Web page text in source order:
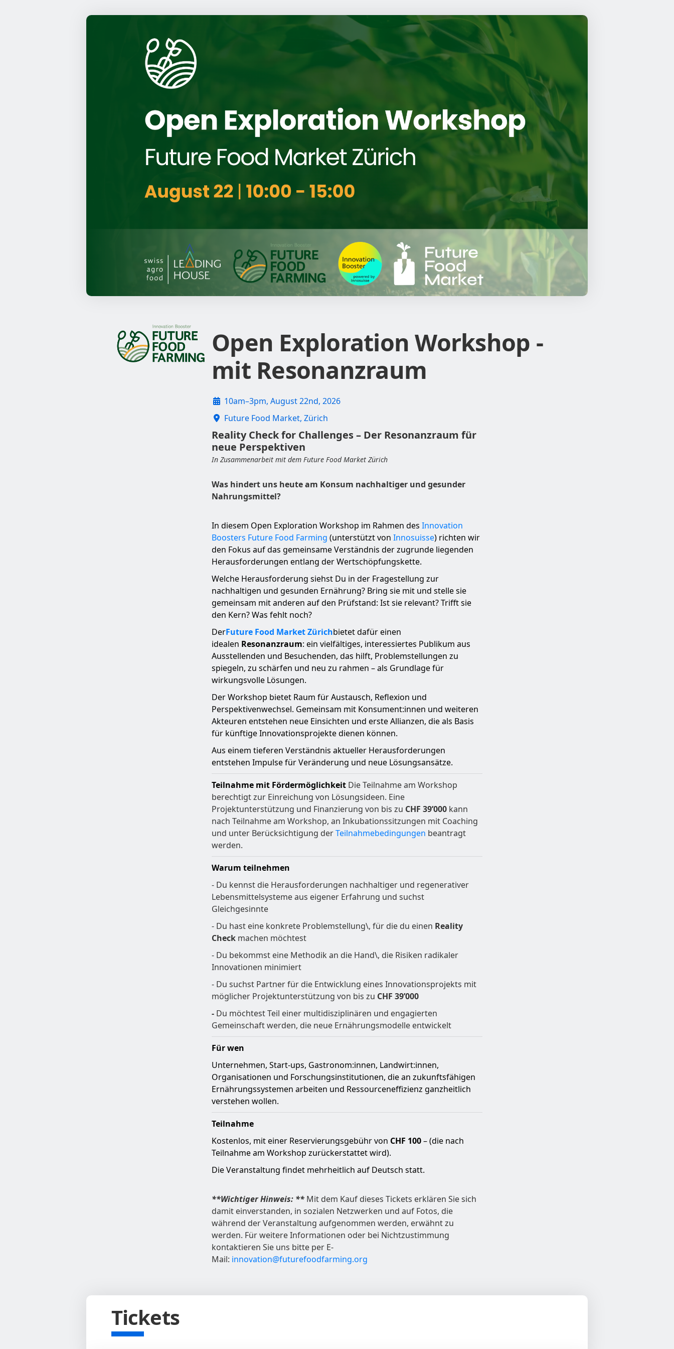
Open Exploration Workshop -
mit Resonanzraum
10am–3pm, August 22nd, 2026
Future Food Market, Zürich
Reality Check for Challenges – Der Resonanzraum für
neue Perspektiven
In Zusammenarbeit mit dem Future Food Market Zürich
Was hindert uns heute am Konsum nachhaltiger und gesunder
Nahrungsmittel?
In diesem Open Exploration Workshop im Rahmen des Innovation
Boosters Future Food Farming (unterstützt von Innosuisse) richten wir
den Fokus auf das gemeinsame Verständnis der zugrunde liegenden
Herausforderungen entlang der Wertschöpfungskette.
Welche Herausforderung siehst Du in der Fragestellung zur
nachhaltigen und gesunden Ernährung? Bring sie mit und stelle sie
gemeinsam mit anderen auf den Prüfstand: Ist sie relevant? Trifft sie
den Kern? Was fehlt noch?
DerFuture Food Market Zürichbietet dafür einen
idealen Resonanzraum: ein vielfältiges, interessiertes Publikum aus
Ausstellenden und Besuchenden, das hilft, Problemstellungen zu
spiegeln, zu schärfen und neu zu rahmen – als Grundlage für
wirkungsvolle Lösungen.
Der Workshop bietet Raum für Austausch, Reflexion und
Perspektivenwechsel. Gemeinsam mit Konsument:innen und weiteren
Akteuren entstehen neue Einsichten und erste Allianzen, die als Basis
für künftige Innovationsprojekte dienen können.
Aus einem tieferen Verständnis aktueller Herausforderungen
entstehen Impulse für Veränderung und neue Lösungsansätze.
Teilnahme mit Fördermöglichkeit Die Teilnahme am Workshop
berechtigt zur Einreichung von Lösungsideen. Eine
Projektunterstützung und Finanzierung von bis zu CHF 39’000 kann
nach Teilnahme am Workshop, an Inkubationssitzungen mit Coaching
und unter Berücksichtigung derTeilnahmebedingungen beantragt
werden.
Warum teilnehmen
- Du kennst die Herausforderungen nachhaltiger und regenerativer
Lebensmittelsysteme aus eigener Erfahrung und suchst
Gleichgesinnte
- Du hast eine konkrete Problemstellung\, für die du einen Reality
Check machen möchtest
- Du bekommst eine Methodik an die Hand\, die Risiken radikaler
Innovationen minimiert
- Du suchst Partner für die Entwicklung eines Innovationsprojekts mit
möglicher Projektunterstützung von bis zu CHF 39’000
- Du möchtest Teil einer multidisziplinären und engagierten
Gemeinschaft werden, die neue Ernährungsmodelle entwickelt
Für wen
Unternehmen, Start-ups, Gastronom:innen, Landwirt:innen,
Organisationen und Forschungsinstitutionen, die an zukunftsfähigen
Ernährungssystemen arbeiten und Ressourceneffizienz ganzheitlich
verstehen wollen.
Teilnahme
Kostenlos, mit einer Reservierungsgebühr von CHF 100– (die nach
Teilnahme am Workshop zurückerstattet wird).
Die Veranstaltung findet mehrheitlich auf Deutsch statt.
**Wichtiger Hinweis: ** Mit dem Kauf dieses Tickets erklären Sie sich
damit einverstanden, in sozialen Netzwerken und auf Fotos, die
während der Veranstaltung aufgenommen werden, erwähnt zu
werden. Für weitere Informationen oder bei Nichtzustimmung
kontaktieren Sie uns bitte per E-
Mail: innovation@futurefoodfarming.org
Tickets